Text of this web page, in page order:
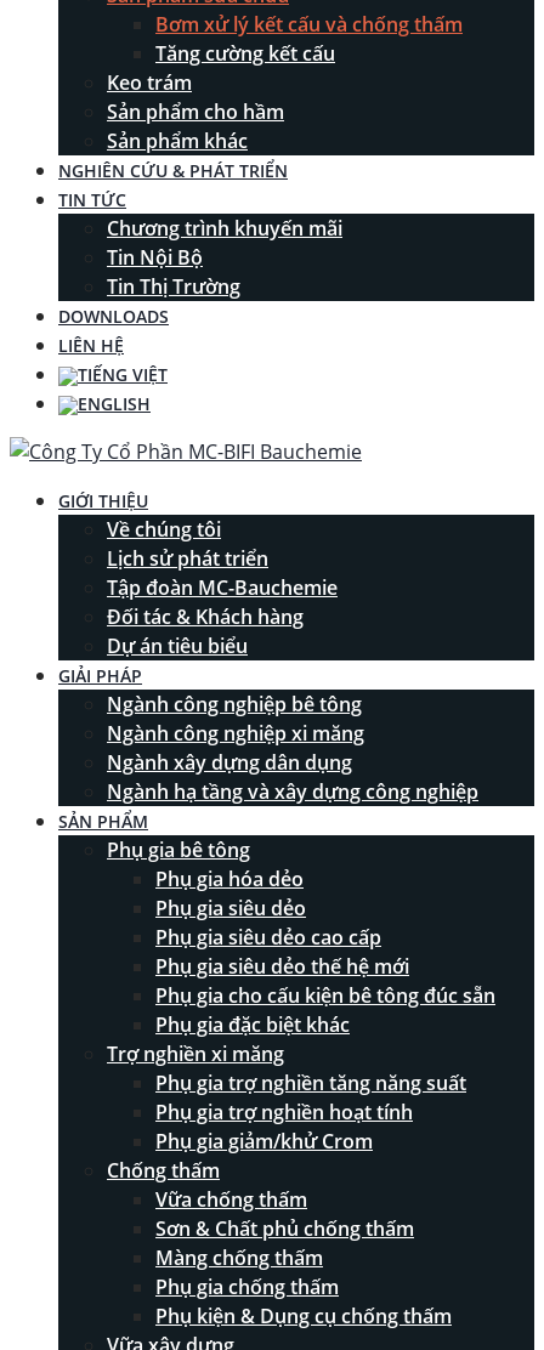
Bơm xử lý kết cấu và chống thấm
Tăng cường kết cấu
Keo trám
Sản phẩm cho hầm
Sản phẩm khác
NGHIÊN CỨU & PHÁT TRIỂN
TIN TỨC
Chương trình khuyến mãi
Tin Nội Bộ
Tin Thị Trường
DOWNLOADS
LIÊN HỆ
GIỚI THIỆU
Về chúng tôi
Lịch sử phát triển
Tập đoàn MC-Bauchemie
Đối tác & Khách hàng
Dự án tiêu biểu
GIẢI PHÁP
Ngành công nghiệp bê tông
Ngành công nghiệp xi măng
Ngành xây dựng dân dụng
Ngành hạ tầng và xây dựng công nghiệp
SẢN PHẨM
Phụ gia bê tông
Phụ gia hóa dẻo
Phụ gia siêu dẻo
Phụ gia siêu dẻo cao cấp
Phụ gia siêu dẻo thế hệ mới
Phụ gia cho cấu kiện bê tông đúc sẵn
Phụ gia đặc biệt khác
Trợ nghiền xi măng
Phụ gia trợ nghiền tăng năng suất
Phụ gia trợ nghiền hoạt tính
Phụ gia giảm/khử Crom
Chống thấm
Vữa chống thấm
Sơn & Chất phủ chống thấm
Màng chống thấm
Phụ gia chống thấm
Phụ kiện & Dụng cụ chống thấm